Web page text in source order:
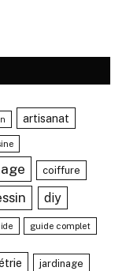
artisanat
coiffure
diy
guide complet
jardinage